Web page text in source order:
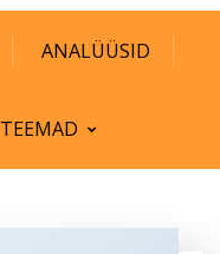
ANALÜÜSID
TEEMAD